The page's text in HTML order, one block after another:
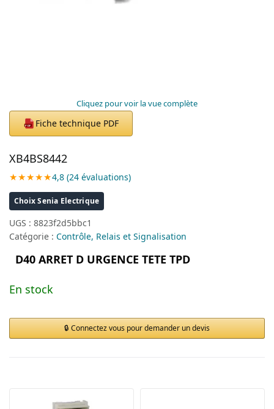
Cliquez pour voir la vue complète
PDF Fiche technique PDF
XB4BS8442
★★★★★4,8 (24 évaluations)
Choix Senia Electrique
UGS : 8823f2d5bbc1
Catégorie : Contrôle, Relais et Signalisation
D40 ARRET D URGENCE TETE TPD
En stock
Connectez vous pour demander un devis